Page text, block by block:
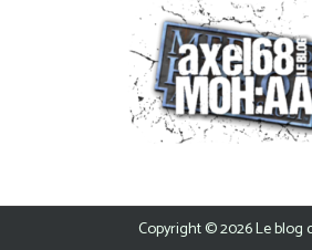
Copyright © 2026 Le blog